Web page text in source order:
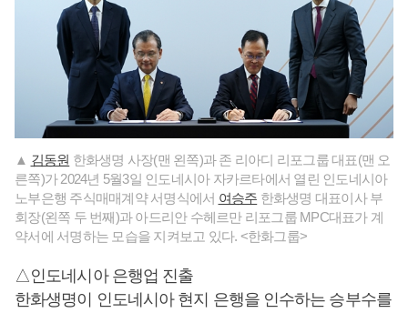
▲ 김동원 한화생명 사장(맨 왼쪽)과 존 리아디 리포그룹 대표(맨 오
른쪽)가 2024년 5월3일 인도네시아 자카르타에서 열린 인도네시아
노부은행 주식매매계약 서명식에서 여승주 한화생명 대표이사 부
회장(왼쪽 두 번째)과 아드리안 수헤르만 리포그룹 MPC대표가 계
약서에 서명하는 모습을 지켜보고 있다. <한화그룹>
△인도네시아 은행업 진출
한화생명이 인도네시아 현지 은행을 인수하는 승부수를